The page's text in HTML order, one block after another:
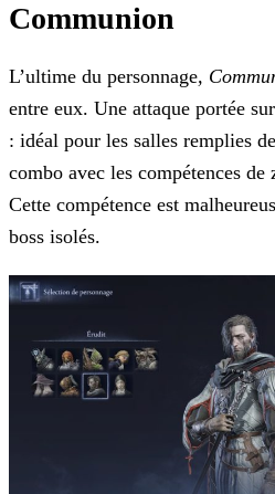
Communion
L’ultime du personnage,
entre eux. Une attaque portée
: idéal pour les salles remplies
combo avec les compétences de
Cette compétence est
boss isolés.